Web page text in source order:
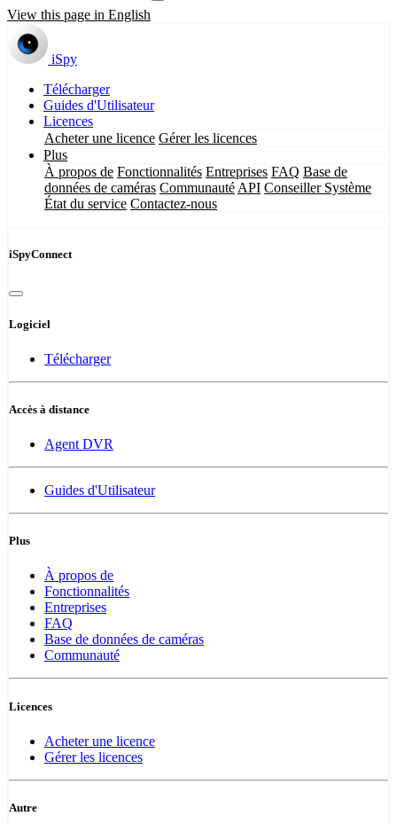
View this page in English
iSpy
Télécharger
Guides d'Utilisateur
Licences
Acheter une licence Gérer les licences
Plus
À propos de Fonctionnalités Entreprises FAQ Base de
données de caméras Communauté API Conseiller Système
État du service Contactez-nous
iSpyConnect
Logiciel
Télécharger
Accès à distance
Agent DVR
Guides d'Utilisateur
Plus
À propos de
Fonctionnalités
Entreprises
FAQ
Base de données de caméras
Communauté
Licences
Acheter une licence
Gérer les licences
Autre